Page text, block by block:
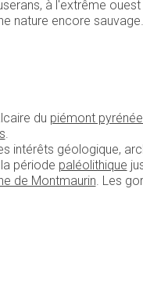
à l'extrême
nature encore
du piémont
.
intérêts géologique,
période paléolithique
de Montmaurin. Les